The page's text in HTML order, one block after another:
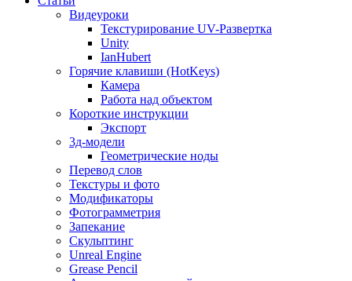
Видеуроки
Текстурирование UV-Развертка
Unity
IanHubert
Горячие клавиши (HotKeys)
Камера
Работа над объектом
Короткие инструкции
Экспорт
3д-модели
Геометрические ноды
Перевод слов
Текстуры и фото
Модификаторы
Фотограмметрия
Запекание
Скульптинг
Unreal Engine
Grease Pencil